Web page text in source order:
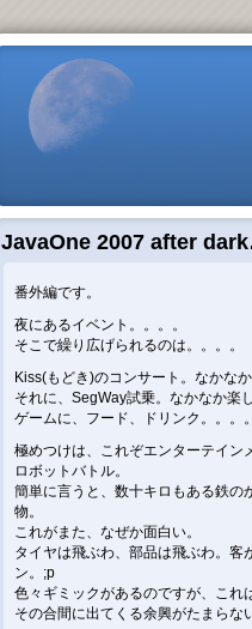
JavaOne 2007 after
番外編です。
夜にあるイベント。。。。
そこで繰り広げられるのは。。。。
Kiss(もどき)のコンサート。なかな
それに、SegWay試乗。なかなか楽
ゲームに、フード、ドリンク。。。
極めつけは、これぞエンターテイン
ロボットバトル。
簡単に言うと、数十キロもある鉄の
物。
これがまた、なぜか面白い。
タイヤは飛ぶわ、部品は飛ぶわ。客
ン。;p
色々ギミックがあるのですが、これ
その合間に出てくる余興がたまらな